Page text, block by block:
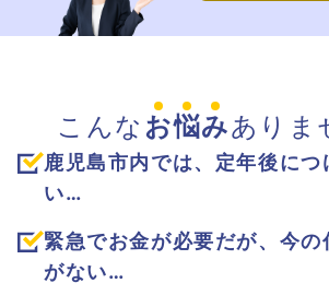
こんな お悩みありま
鹿児島市内では、定年後につ
い…
緊急でお金が必要だが、今の
がない…